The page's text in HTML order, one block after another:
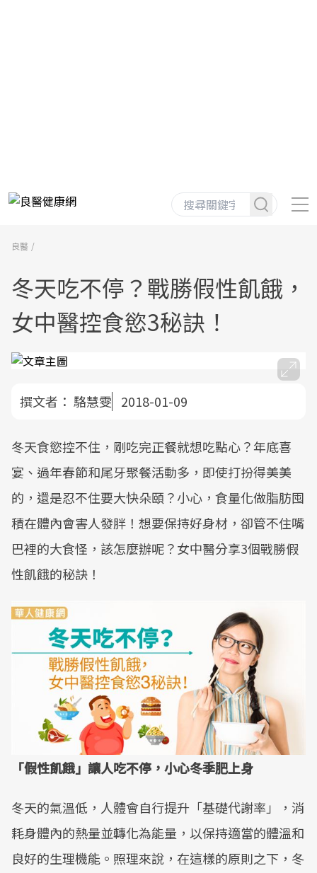
良醫
冬天吃不停？戰勝假性飢餓，
女中醫控食慾3秘訣！
撰文者： 駱慧雯 2018-01-09
冬天食慾控不住，剛吃完正餐就想吃點心？年底喜
宴、過年春節和尾牙聚餐活動多，即使打扮得美美
的，還是忍不住要大快朵頤？小心，食量化做脂肪囤
積在體內會害人發胖！想要保持好身材，卻管不住嘴
巴裡的大食怪，該怎麼辦呢？女中醫分享3個戰勝假
性飢餓的秘訣！
「假性飢餓」讓人吃不停，小心冬季肥上身
冬天的氣溫低，人體會自行提升「基礎代謝率」，消
耗身體內的熱量並轉化為能量，以保持適當的體溫和
良好的生理機能。照理來說，在這樣的原則之下，冬